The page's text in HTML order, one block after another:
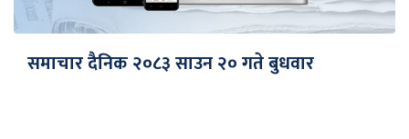
समाचार दैनिक २०८३ साउन २० गते बुधवार